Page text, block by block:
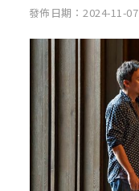
發佈日期：2024-11-07